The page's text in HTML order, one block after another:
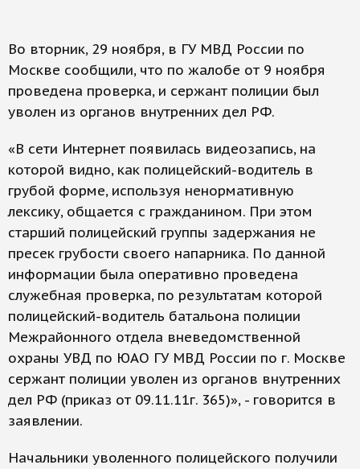
Во вторник, 29 ноября, в ГУ МВД России по
Москве сообщили, что по жалобе от 9 ноября
проведена проверка, и сержант полиции был
уволен из органов внутренних дел РФ.
«В сети Интернет появилась видеозапись, на
которой видно, как полицейский-водитель в
грубой форме, используя ненормативную
лексику, общается с гражданином. При этом
старший полицейский группы задержания не
пресек грубости своего напарника. По данной
информации была оперативно проведена
служебная проверка, по результатам которой
полицейский-водитель батальона полиции
Межрайонного отдела вневедомственной
охраны УВД по ЮАО ГУ МВД России по г. Москве
сержант полиции уволен из органов внутренних
дел РФ (приказ от 09.11.11г. 365)», - говорится в
заявлении.
Начальники уволенного полицейского получили